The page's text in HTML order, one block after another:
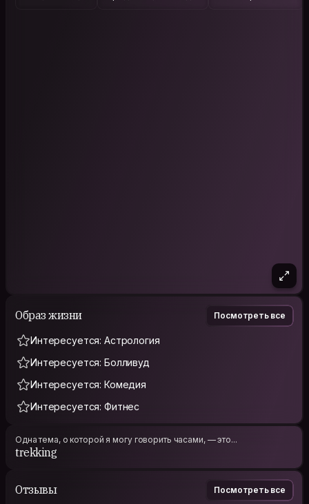
Образ жизни Посмотреть все
Интересуется: Астрология
Интересуется: Болливуд
Интересуется: Комедия
Интересуется: Фитнес
Одна тема, о которой я могу говорить часами, — это...
trekking
Отзывы Посмотреть все